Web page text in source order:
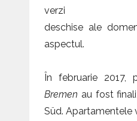
verzi
deschise ale
aspectul.
În februarie 2017,
Bremen au fost
Süd. Apartamentele